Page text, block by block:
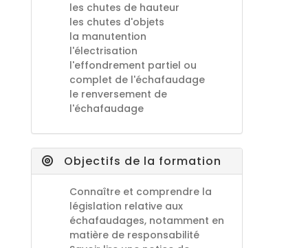
les chutes de hauteur
les chutes d'objets
la manutention
l'électrisation
l'effondrement partiel ou
complet de l'échafaudage
le renversement de
l'échafaudage
Objectifs de la formation
Connaître et comprendre la
législation relative aux
échafaudages, notamment en
matière de responsabilité